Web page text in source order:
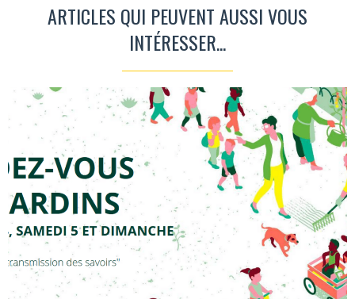
ARTICLES QUI PEUVENT AUSSI VOUS
INTÉRESSER...